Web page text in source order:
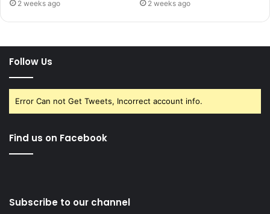
2 weeks ago 2 weeks ago
Follow Us
Error Can not Get Tweets, Incorrect account info.
Find us on Facebook
Subscribe to our channel